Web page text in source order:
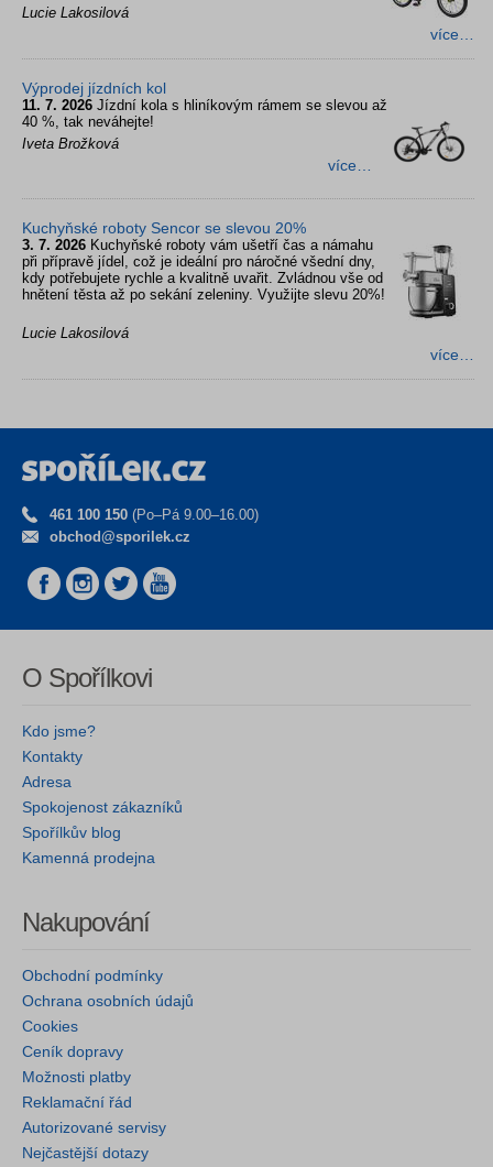
Lucie Lakosilová
více…
Výprodej jízdních kol
11. 7. 2026 Jízdní kola s hliníkovým rámem se slevou až
40 %, tak neváhejte!
Iveta Brožková
více…
Kuchyňské roboty Sencor se slevou 20%
3. 7. 2026 Kuchyňské roboty vám ušetří čas a námahu
při přípravě jídel, což je ideální pro náročné všední dny,
kdy potřebujete rychle a kvalitně uvařit. Zvládnou vše od
hnětení těsta až po sekání zeleniny. Využijte slevu 20%!
Lucie Lakosilová
více…
461 100 150 (Po–Pá 9.00–16.00)
obchod@sporilek.cz
O Spořílkovi
Kdo jsme?
Kontakty
Adresa
Spokojenost zákazníků
Spořílkův blog
Kamenná prodejna
Nakupování
Obchodní podmínky
Ochrana osobních údajů
Cookies
Ceník dopravy
Možnosti platby
Reklamační řád
Autorizované servisy
Nejčastější dotazy